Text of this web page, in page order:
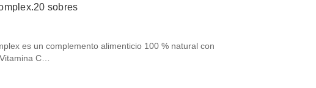
sobres
es un complemento alimenticio 100 % natural con
C…